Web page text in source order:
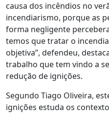
causa dos incêndios no
incendiarismo, porque as
forma negligente
temos que tratar o
objetiva”, defendeu,
trabalho que tem vindo a
redução de ignições.
Segundo Tiago Oliveira,
ignições estuda os